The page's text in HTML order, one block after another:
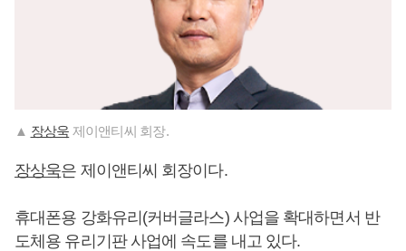
▲ 장상욱 제이앤티씨 회장.
장상욱은 제이앤티씨 회장이다.
휴대폰용 강화유리(커버글라스) 사업을 확대하면서 반
도체용 유리기판 사업에 속도를 내고 있다.